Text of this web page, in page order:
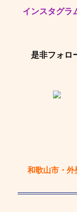
インスタグラ
是非フォロ
和歌山市・外